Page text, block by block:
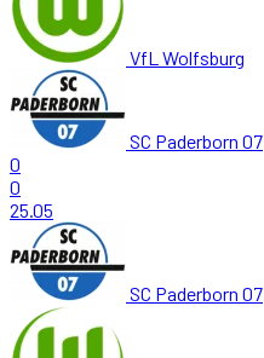
VfL Wolfsburg
SC Paderborn 07
0
0
25.05
SC Paderborn 07